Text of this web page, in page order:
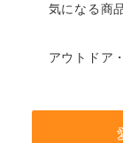
気になる商
アウトドア